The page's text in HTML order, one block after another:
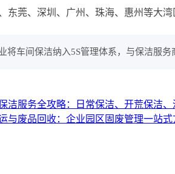
东莞、深圳、广州、珠海、惠州等大
将车间保洁纳入5S管理体系，与保洁服
洁服务全攻略：日常保洁、开荒保洁
与废品回收：企业园区固废管理一站式